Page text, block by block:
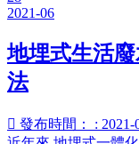
2021-06
地埋式生活
法
 發布時間： : 2021-